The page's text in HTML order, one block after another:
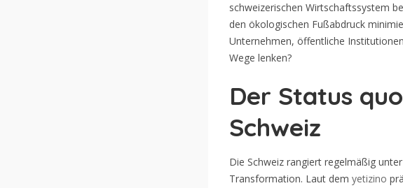
schweizerischen Wirtschaftssystem
den ökologischen Fußabdruck
Unternehmen, öffentliche
Wege lenken?
Der Status
Schweiz
Die Schweiz rangiert regelmäßig
Transformation. Laut dem yetizino